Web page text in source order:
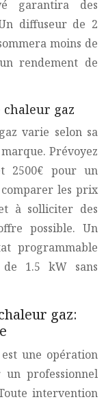
garantira des
diffuseur de 2
moins de
rendement de
gaz
varie selon sa
Prévoyez
2500€ pour un
comparer les prix
à solliciter des
possible. Un
programmable
1.5 kW sans
gaz:
une opération
professionnel
intervention